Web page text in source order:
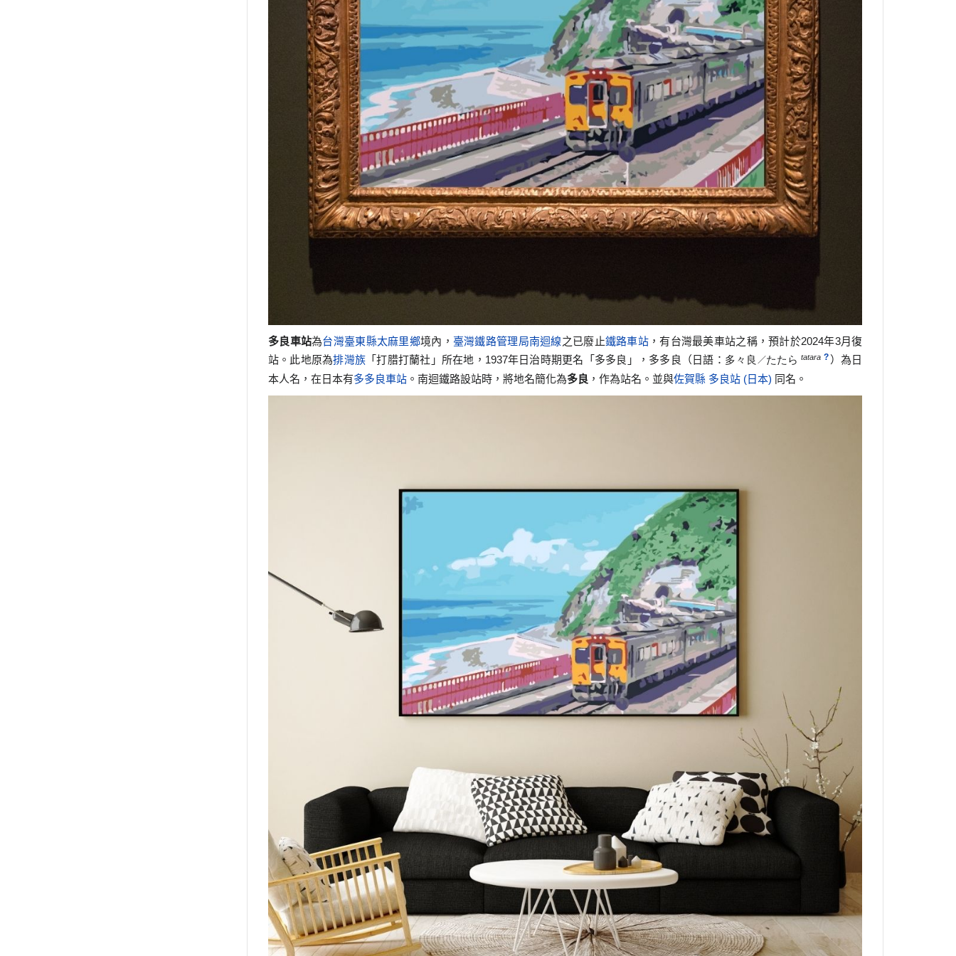
多良車站為台灣臺東縣太麻里鄉境內， 臺灣鐵路管理局南迴線之已廢止鐵路車站 ，有台灣最美車站之稱，預計於2024年3月復
站。 此地原為排灣族 「打腊打蘭社」所在地，1937年日治時期更名「多多良」，多多良（日語： 多々良 ／たたら tatara ? ）為日
本人名，在日本有多多良車站 。南迴鐵路設站時，將地名簡化為多良 ，作為站名。並與佐賀縣 多良站 (日本) 同名。